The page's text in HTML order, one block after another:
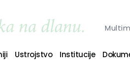
Ustrojstvo Institucije